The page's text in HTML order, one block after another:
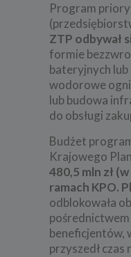
Program
ZTP odbywał
formie
bateryjnych
wodorowe
lub budowa
do obsługi
Budżet
Krajowego
480,5 mln zł
ramach KPO.
odblokowała
beneficjentów,
przyszedł